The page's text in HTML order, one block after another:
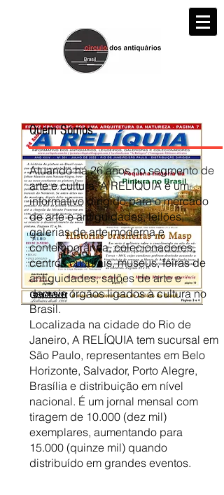
Quem Somos
Atuando há 26 anos no segmento de
arte e cultura, A RELÍQUIA é um
informativo dirigido para o mercado
de arte e antiguidades, leilões,
galerias de arte moderna e
contemporânea, colecionadores,
centros culturais, museus, feiras de
antiguidades, salões de arte e
demais órgãos ligados à cultura no
Brasil.
Localizada na cidade do Rio de
Janeiro, A RELÍQUIA tem sucursal em
São Paulo, representantes em Belo
Horizonte, Salvador, Porto Alegre,
Brasília e distribuição em nível
nacional. É um jornal mensal com
tiragem de 10.000 (dez mil)
exemplares, aumentando para
15.000 (quinze mil) quando
distribuído em grandes eventos.